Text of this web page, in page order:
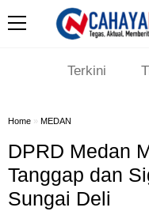
Terkini
Home » MEDAN
DPRD Medan
Tanggap dan
Sungai Deli